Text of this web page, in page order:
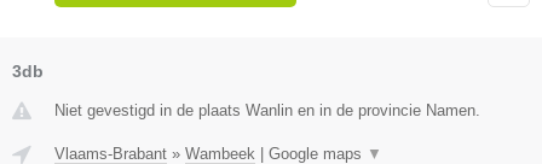
3db
Niet gevestigd in de plaats Wanlin en in de provincie Namen.
Vlaams-Brabant » Wambeek Google maps ▼